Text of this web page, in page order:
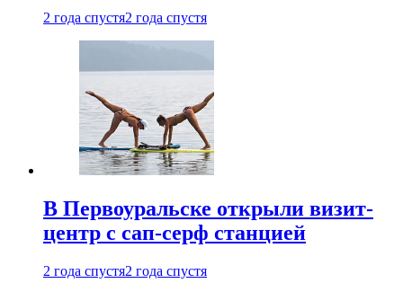
2 года спустя2 года спустя
В Первоуральске открыли визит-
центр с сап-серф станцией
2 года спустя2 года спустя